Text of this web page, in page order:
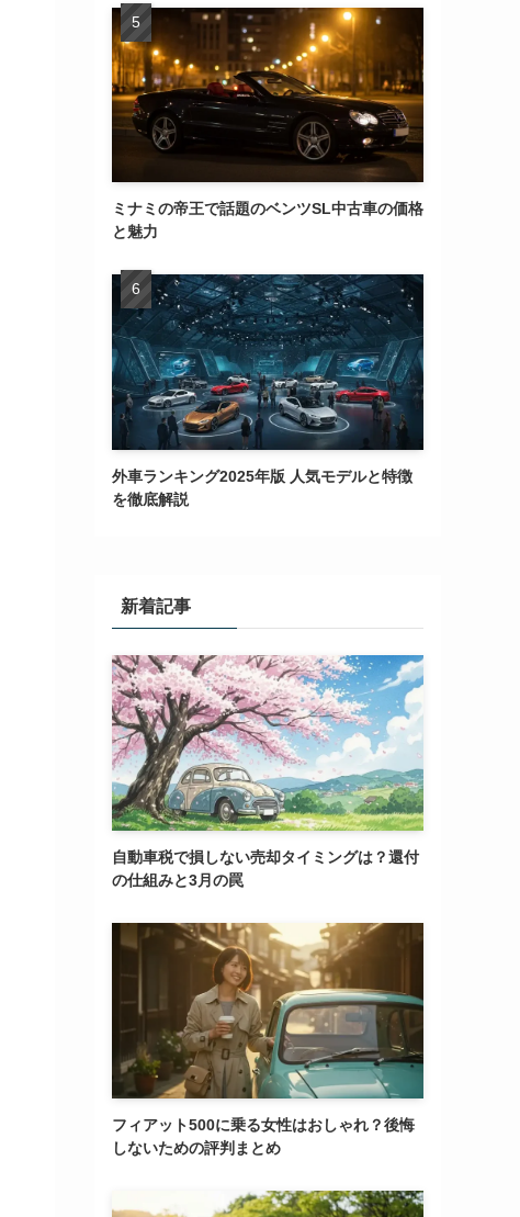
ミナミの帝王で話題のベンツSL中古車の価格
と魅力
外車ランキング2025年版 人気モデルと特徴
を徹底解説
新着記事
自動車税で損しない売却タイミングは？還付
の仕組みと3月の罠
フィアット500に乗る女性はおしゃれ？後悔
しないための評判まとめ